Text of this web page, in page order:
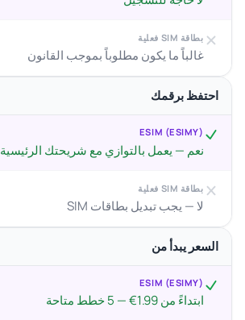
بطاقة SIM فعلية
غالباً ما يكون مطلوباً بموجب القانون
احتفظ برقمك
ESIM (ESIMY)
نعم — يعمل بالتوازي مع شريحتك الرئيسية
بطاقة SIM فعلية
لا — يجب تبديل بطاقات SIM
السعر يبدأ من
ESIM (ESIMY)
ابتداءً من 1.99€ — 5 خطط متاحة